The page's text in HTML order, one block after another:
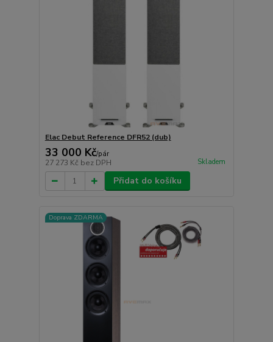
Elac Debut Reference DFR52 (dub)
33 000 Kč/pár
27 273 Kč bez DPH Skladem
Přidat do košíku
Doprava ZDARMA